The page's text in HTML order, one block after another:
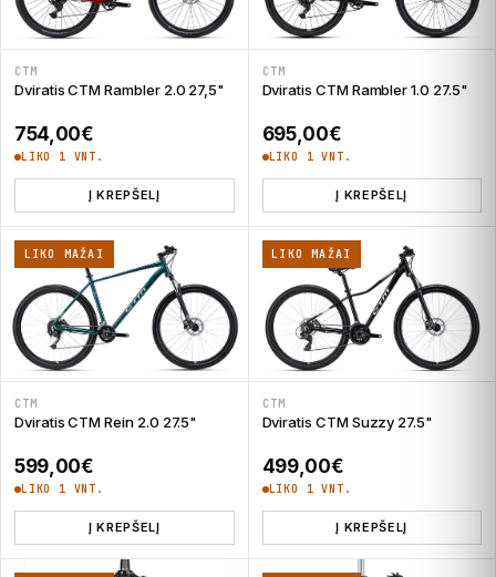
CTM
Dviratis CTM Rambler 2.0 27,5"
754,00€
LIKO 1 VNT.
Į KREPŠELĮ
CTM
Dviratis CTM Rambler 1.0 27.5"
695,00€
LIKO 1 VNT.
Į KREPŠELĮ
LIKO MAŽAI
CTM
Dviratis CTM Rein 2.0 27.5"
599,00€
LIKO 1 VNT.
Į KREPŠELĮ
LIKO MAŽAI
CTM
Dviratis CTM Suzzy 27.5"
499,00€
LIKO 1 VNT.
Į KREPŠELĮ